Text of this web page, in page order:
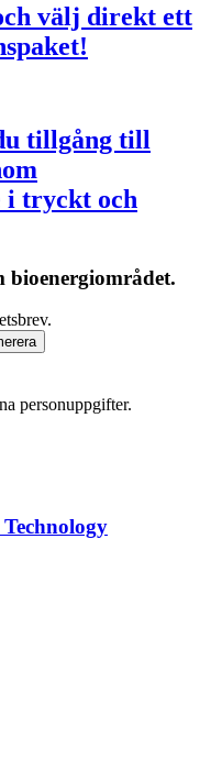
välj direkt ett
tillgång till
i tryckt och
bioenergiområdet.
personuppgifter.